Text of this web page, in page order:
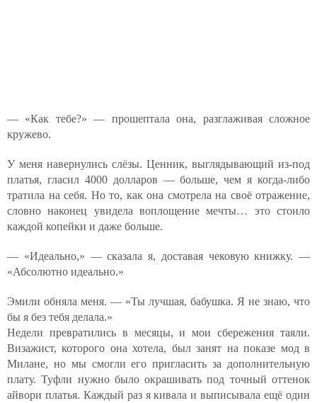
— «Как тебе?» — прошептала она, разглаживая сложное
кружево.
У меня навернулись слёзы. Ценник, выглядывающий из-под
платья, гласил 4000 долларов — больше, чем я когда-либо
тратила на себя. Но то, как она смотрела на своё отражение,
словно наконец увидела воплощение мечты… это стоило
каждой копейки и даже больше.
— «Идеально,» — сказала я, доставая чековую книжку. —
«Абсолютно идеально.»
Эмили обняла меня. — «Ты лучшая, бабушка. Я не знаю, что
бы я без тебя делала.»
Недели превратились в месяцы, и мои сбережения таяли.
Визажист, которого она хотела, был занят на показе мод в
Милане, но мы смогли его пригласить за дополнительную
плату. Туфли нужно было окрашивать под точный оттенок
айвори платья. Каждый раз я кивала и выписывала ещё один